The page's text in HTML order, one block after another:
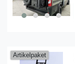
Artikelpaket